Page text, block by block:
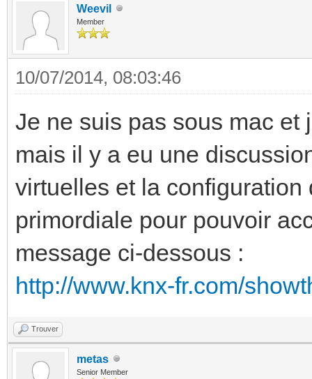
Weevil
Member
10/07/2014, 08:03:46
Je ne suis pas sous mac
mais il y a eu une
virtuelles et la
primordiale pour pouvoir
message ci-dessous :
http://www.knx-fr.com/
Trouver
metas
Senior Member